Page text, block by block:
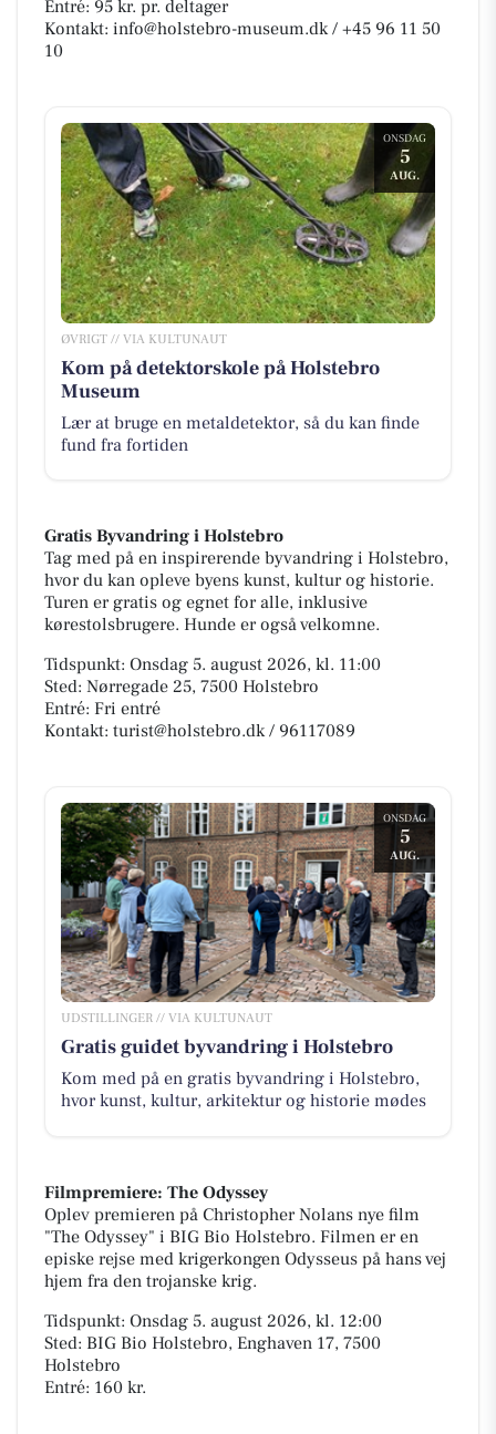
Entré: 95 kr. pr. deltager
Kontakt: info@holstebro-museum.dk / +45 96 11 50
10
ONSDAG
5
AUG.
ØVRIGT // VIA KULTUNAUT
Kom på detektorskole på Holstebro
Museum
Lær at bruge en metaldetektor, så du kan finde
fund fra fortiden
Gratis Byvandring i Holstebro
Tag med på en inspirerende byvandring i Holstebro,
hvor du kan opleve byens kunst, kultur og historie.
Turen er gratis og egnet for alle, inklusive
kørestolsbrugere. Hunde er også velkomne.
Tidspunkt: Onsdag 5. august 2026, kl. 11:00
Sted: Nørregade 25, 7500 Holstebro
Entré: Fri entré
Kontakt: turist@holstebro.dk / 96117089
ONSDAG
5
AUG.
UDSTILLINGER // VIA KULTUNAUT
Gratis guidet byvandring i Holstebro
Kom med på en gratis byvandring i Holstebro,
hvor kunst, kultur, arkitektur og historie mødes
Filmpremiere: The Odyssey
Oplev premieren på Christopher Nolans nye film
"The Odyssey" i BIG Bio Holstebro. Filmen er en
episke rejse med krigerkongen Odysseus på hans vej
hjem fra den trojanske krig.
Tidspunkt: Onsdag 5. august 2026, kl. 12:00
Sted: BIG Bio Holstebro, Enghaven 17, 7500
Holstebro
Entré: 160 kr.